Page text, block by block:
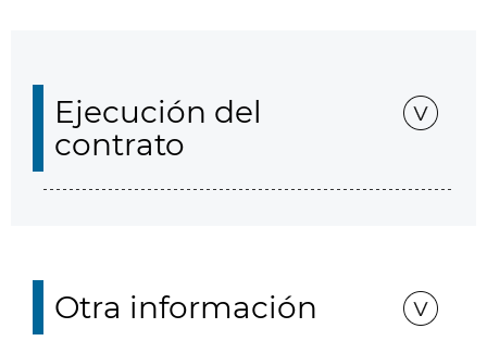
Ejecución del
contrato
Otra información